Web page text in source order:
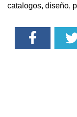
catalogos, diseño,